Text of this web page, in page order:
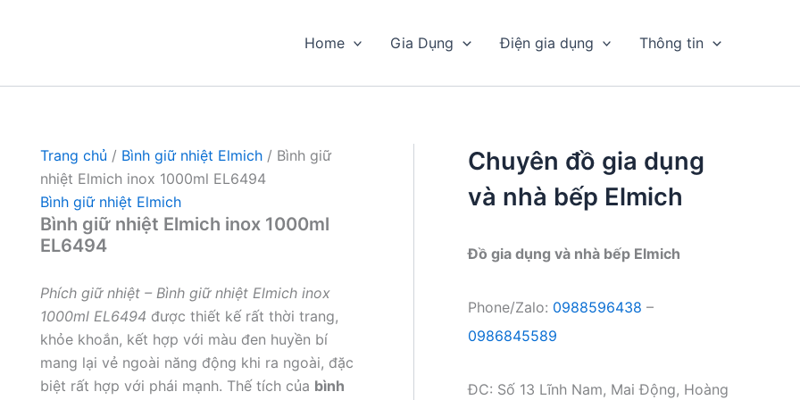
Home Gia Dụng Điện gia dụng Thông tin
Trang chủ / Bình giữ nhiệt Elmich/ Bình giữ
nhiệt Elmich inox 1000ml EL6494
Bình giữ nhiệt Elmich
Bình giữ nhiệt Elmich inox 1000ml
EL6494
Phích giữ nhiệt – Bình giữ nhiệt Elmich inox
1000ml EL6494 được thiết kế rất thời trang,
khỏe khoắn, kết hợp với màu đen huyền bí
mang lại vẻ ngoài năng động khi ra ngoài, đặc
biệt rất hợp với phái mạnh. Thế tích của bình
Chuyên đồ gia dụng
và nhà bếp Elmich
Đồ gia dụng và nhà bếp Elmich
Phone/Zalo: 0988596438 –
0986845589
ĐC: Số 13 Lĩnh Nam, Mai Động, Hoàng